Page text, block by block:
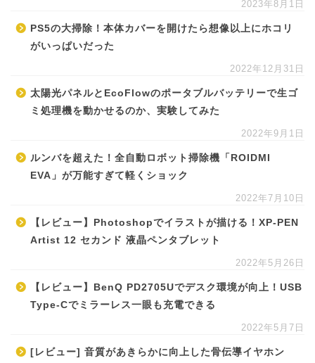
2023年8月1日
PS5の大掃除！本体カバーを開けたら想像以上にホコリ
がいっぱいだった
2022年12月31日
太陽光パネルとEcoFlowのポータブルバッテリーで生ゴ
ミ処理機を動かせるのか、実験してみた
2022年9月1日
ルンバを超えた！全自動ロボット掃除機「ROIDMI
EVA」が万能すぎて軽くショック
2022年7月10日
【レビュー】Photoshopでイラストが描ける！XP-PEN
Artist 12 セカンド 液晶ペンタブレット
2022年5月26日
【レビュー】BenQ PD2705Uでデスク環境が向上！USB
Type-Cでミラーレス一眼も充電できる
2022年5月7日
[レビュー] 音質があきらかに向上した骨伝導イヤホン